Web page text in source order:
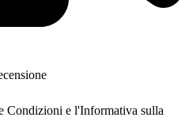
Condizioni e l'Informativa sulla